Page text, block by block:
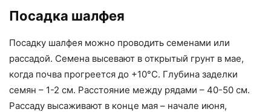
Посадка шалфея
Посадку шалфея можно проводить семенами или
рассадой. Семена высевают в открытый грунт в мае,
когда почва прогреется до +10°C. Глубина заделки
семян – 1-2 см. Расстояние между рядами – 40-50 см.
Рассаду высаживают в конце мая – начале июня,